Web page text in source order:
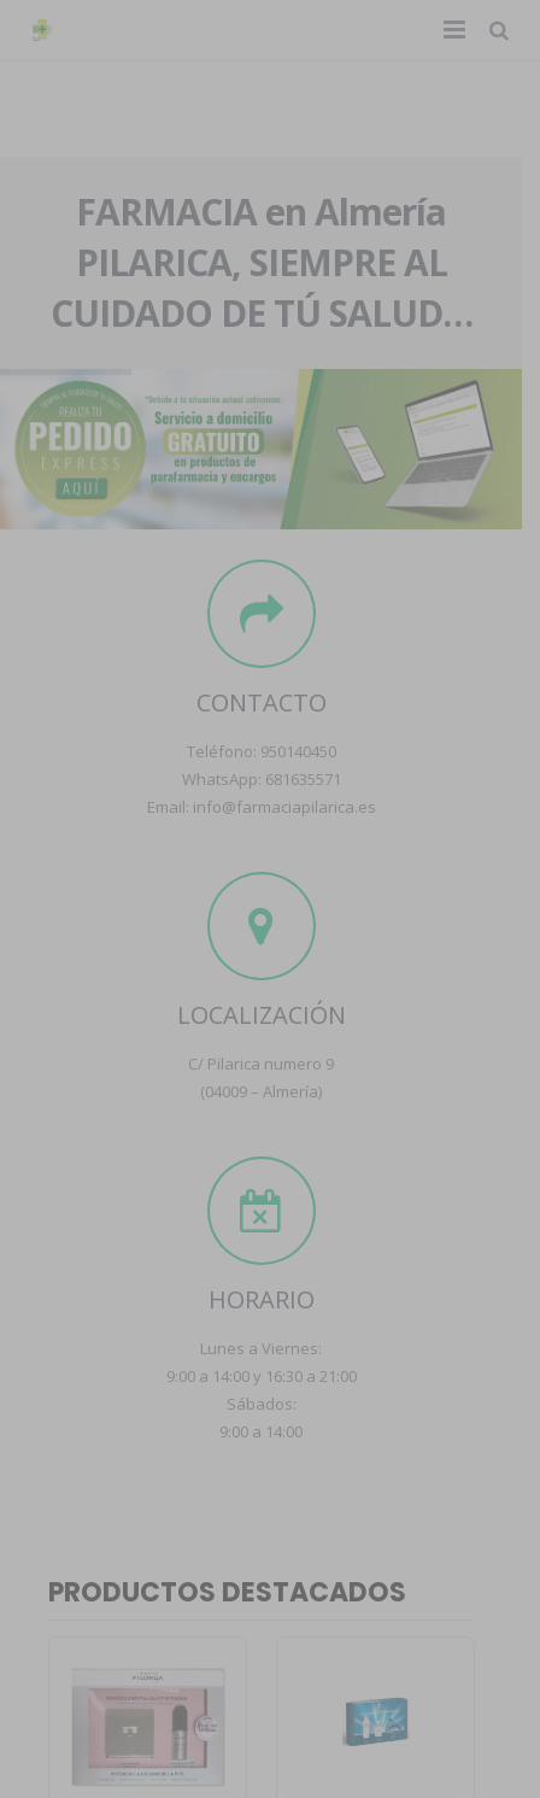
La farmacia
Nuestra historia
Nuestro equipo
Eventos
Servicios y reservas
Pedidos express
Blog
Contacto
Boletín
FARMACIA en Almería
PILARICA, SIEMPRE AL
CUIDADO DE TÚ SALUD…
CONTACTO
Teléfono: 950140450
WhatsApp: 681635571
Email: info@farmaciapilarica.es
LOCALIZACIÓN
C/ Pilarica numero 9
(04009 – Almería)
HORARIO
Lunes a Viernes:
9:00 a 14:00 y 16:30 a 21:00
Sábados:
9:00 a 14:00